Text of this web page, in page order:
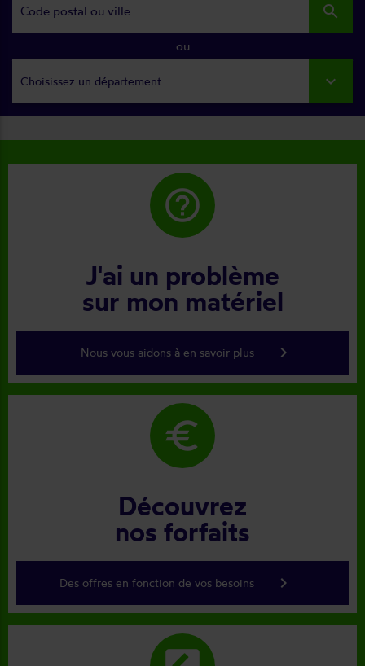
search
ou
Choisissez un département
help_outline
J'ai un problème
sur mon matériel
Nous vous aidons à en savoir plus keyboard_arrow_right
euro
Découvrez
nos forfaits
Des offres en fonction de vos besoins keyboard_arrow_right